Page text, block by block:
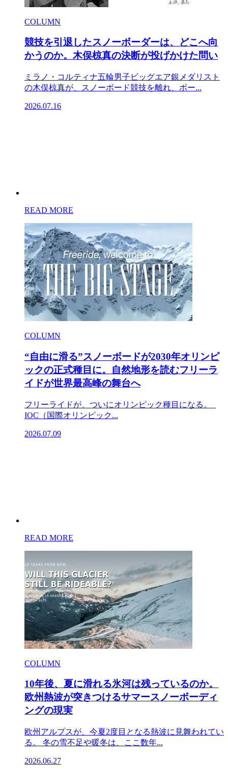
COLUMN
競技を引退したスノーボーダーは、どこへ向
かうのか。木俣椋真の決断が投げかけた問い
ミラノ・コルティナ五輪男子ビッグエア銀メダリスト
の木俣椋真が、スノーボード競技を離れ、ボー...
2026.07.16
READ MORE
COLUMN
“自由に滑る”スノーボードが2030年オリンピ
ックの正式種目に。自然地形を読むフリーラ
イドが世界最高峰の舞台へ
フリーライドが、ついにオリンピック種目になる。
IOC（国際オリンピック...
2026.07.09
READ MORE
COLUMN
10年後、夏に滑れる氷河は残っているのか。
欧州熱波が突きつけるサマースノーボーディ
ングの現実
欧州アルプスが、今夏2度目となる熱波に見舞われてい
る。 冬の雪不足や暖冬は、ここ数年...
2026.06.27